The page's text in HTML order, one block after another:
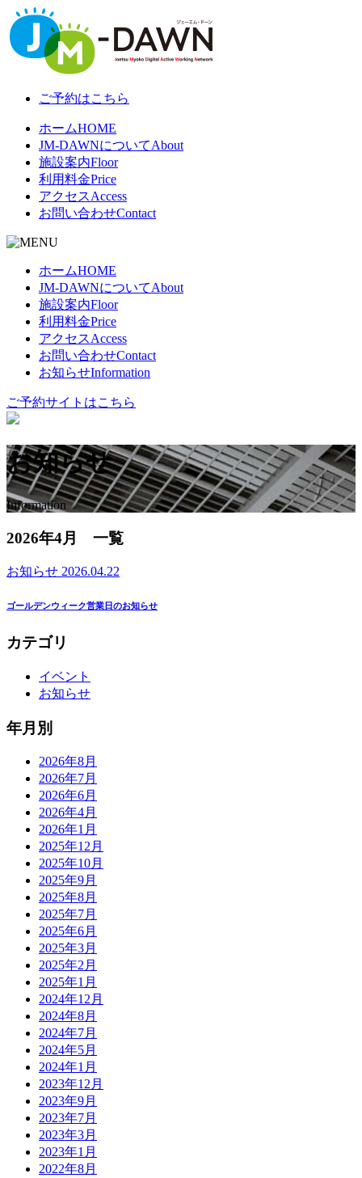
ご予約はこちら
ホームHOME
JM-DAWNについてAbout
施設案内Floor
利用料金Price
アクセスAccess
お問い合わせContact
ホームHOME
JM-DAWNについてAbout
施設案内Floor
利用料金Price
アクセスAccess
お問い合わせContact
お知らせInformation
ご予約サイトはこちら
お知らせ
Information
2026年4月 一覧
お知らせ 2026.04.22
ゴールデンウィーク営業日のお知らせ
カテゴリ
イベント
お知らせ
年月別
2026年8月
2026年7月
2026年6月
2026年4月
2026年1月
2025年12月
2025年10月
2025年9月
2025年8月
2025年7月
2025年6月
2025年3月
2025年2月
2025年1月
2024年12月
2024年8月
2024年7月
2024年5月
2024年1月
2023年12月
2023年9月
2023年7月
2023年3月
2023年1月
2022年8月